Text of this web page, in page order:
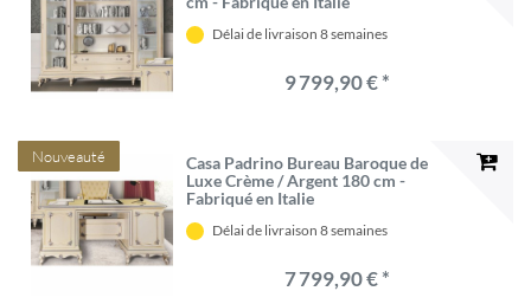
Délai de livraison 8 semaines
9 799,90 € *
Nouveauté
Casa Padrino Bureau Baroque de
Luxe Crème / Argent 180 cm -
Fabriqué en Italie
Délai de livraison 8 semaines
7 799,90 € *